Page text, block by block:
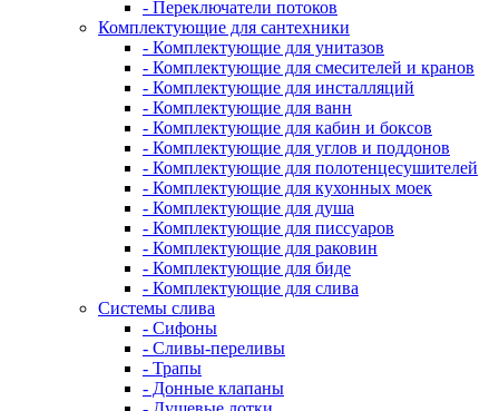
- Переключатели потоков
Комплектующие для сантехники
- Комплектующие для унитазов
- Комплектующие для смесителей и кранов
- Комплектующие для инсталляций
- Комплектующие для ванн
- Комплектующие для кабин и боксов
- Комплектующие для углов и поддонов
- Комплектующие для полотенцесушителей
- Комплектующие для кухонных моек
- Комплектующие для душа
- Комплектующие для писсуаров
- Комплектующие для раковин
- Комплектующие для биде
- Комплектующие для слива
Системы слива
- Сифоны
- Сливы-переливы
- Трапы
- Донные клапаны